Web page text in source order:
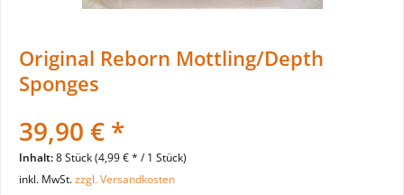
Original Reborn Mottling/Depth
Sponges
39,90 € *
Inhalt:8 Stück (4,99 € * / 1 Stück)
inkl. MwSt.zzgl. Versandkosten